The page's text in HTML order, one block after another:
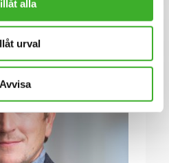
alla
urval
Avvisa